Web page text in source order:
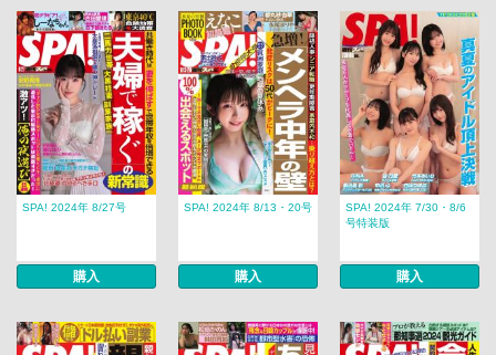
SPA! 2024年 8/27号
購入
SPA! 2024年 8/13・20号
購入
SPA! 2024年 7/30・8/6
号特装版
購入